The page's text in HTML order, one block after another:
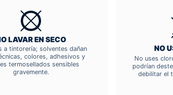
LAVAR EN SECO
a tintorería; solventes dañan
colores, adhesivos y
termosellados sensibles
gravemente.
NO
No uses
podrían
debilitar el